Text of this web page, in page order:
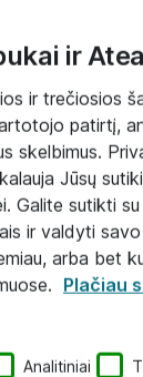
ir Atea
ir trečiosios
patirtį,
skelbimus.
Jūsų
Galite sutikti
ir valdyti savo
arba bet
Plačiau
Analitiniai